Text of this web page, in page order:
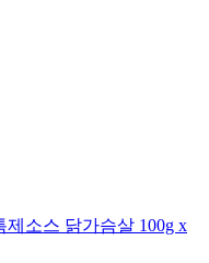
소스 닭가슴살 100g x